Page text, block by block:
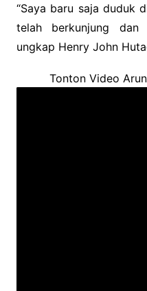
“Saya baru saja duduk
telah berkunjung dan
ungkap Henry John
Tonton Video